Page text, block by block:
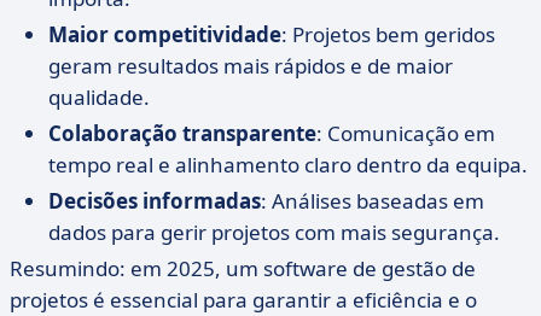
Maior competitividade: Projetos bem geridos
geram resultados mais rápidos e de maior
qualidade.
Colaboração transparente: Comunicação em
tempo real e alinhamento claro dentro da equipa.
Decisões informadas: Análises baseadas em
dados para gerir projetos com mais segurança.
Resumindo: em 2025, um software de gestão de
projetos é essencial para garantir a eficiência e o